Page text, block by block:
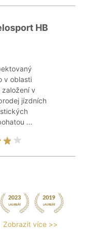
HB
v oblasti
v
jízdních
...
Zobrazit více >>